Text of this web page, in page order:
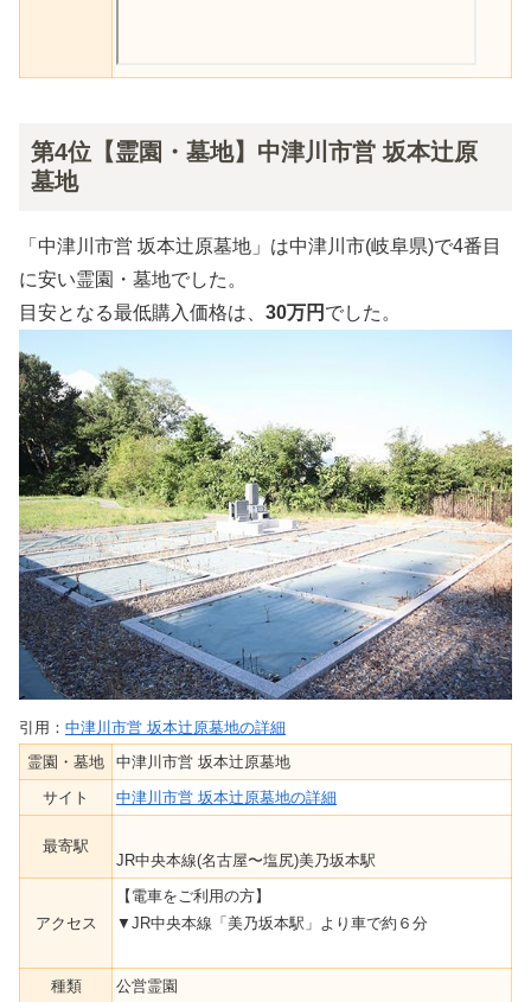
第4位【霊園・墓地】中津川市営 坂本辻原
墓地
「中津川市営 坂本辻原墓地」は中津川市(岐阜県)で4番目
に安い霊園・墓地でした。
目安となる最低購入価格は、 30万円 でした。
引用： 中津川市営 坂本辻原墓地の詳細
霊園・墓地
中津川市営 坂本辻原墓地
サイト
中津川市営 坂本辻原墓地の詳細
最寄駅
JR中央本線(名古屋〜塩尻)美乃坂本駅
アクセス
【電車をご利用の方】
▼JR中央本線「美乃坂本駅」より車で約６分
種類
公営霊園